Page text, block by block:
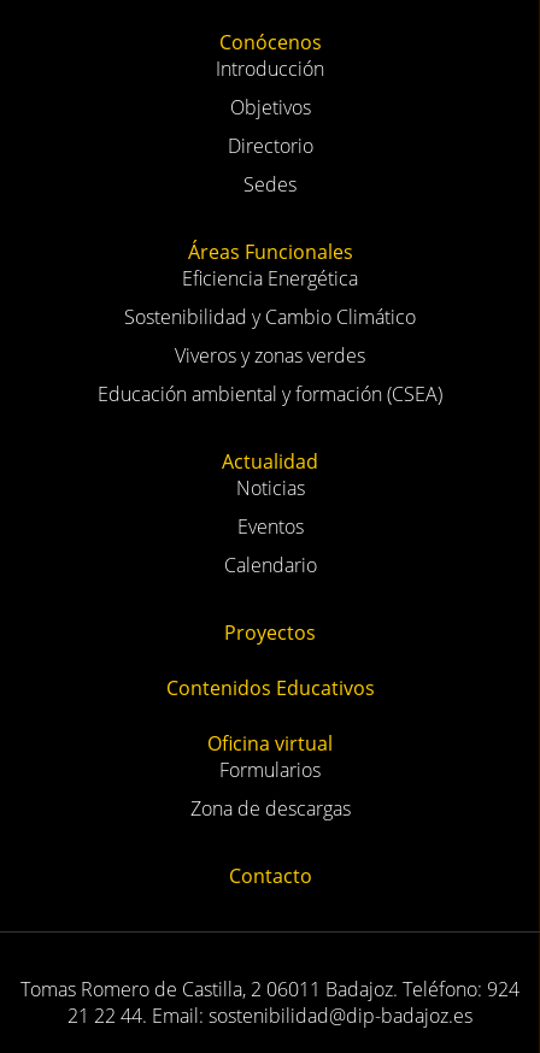
Conócenos
Introducción
Objetivos
Directorio
Sedes
Áreas Funcionales
Eficiencia Energética
Sostenibilidad y Cambio Climático
Viveros y zonas verdes
Educación ambiental y formación (CSEA)
Actualidad
Noticias
Eventos
Calendario
Proyectos
Contenidos Educativos
Oficina virtual
Formularios
Zona de descargas
Contacto
Tomas Romero de Castilla, 2 06011 Badajoz. Teléfono: 924
21 22 44. Email: sostenibilidad@dip-badajoz.es